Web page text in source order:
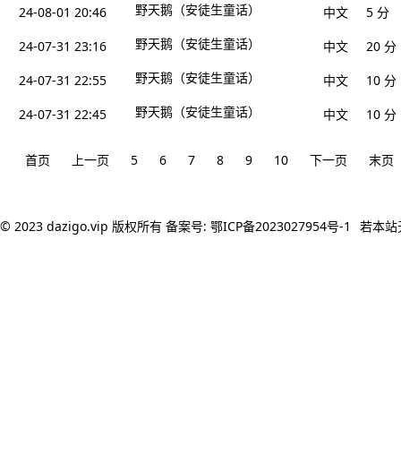
24-08-01 20:46
野天鹅（安徒生童话） 中文
5 分
24-07-31 23:16
野天鹅（安徒生童话） 中文
20 分
24-07-31 22:55
野天鹅（安徒生童话） 中文
10 分
24-07-31 22:45
野天鹅（安徒生童话） 中文 10 分
首页 上一页 5 6 7 8 9 10 下一页 末页
© 2023 dazigo.vip 版权所有 备案号: 鄂ICP备2023027954号-1 若本